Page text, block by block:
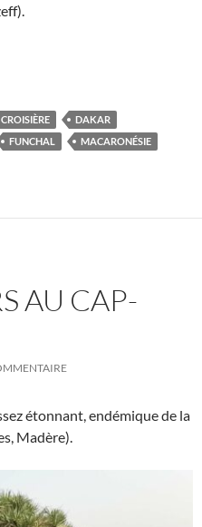
en Macaronésie
CROISIÈRE
DAKAR
FUNCHAL
MACARONÉSIE
AU CAP-
étonnant, endémique de la
Madère).